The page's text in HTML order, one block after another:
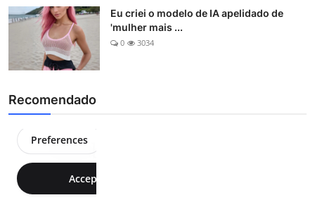
Eu criei o modelo de IA apelidado de
'mulher mais ...
0 3034
Recomendado